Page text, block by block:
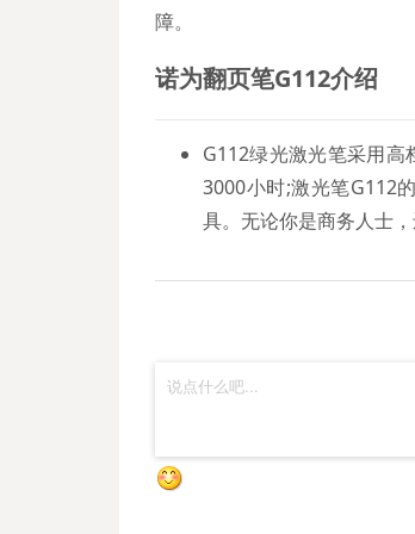
障。
诺为翻页笔G112介绍
G112绿光激光笔采用
3000小时;激光笔G112
具。无论你是商务人士